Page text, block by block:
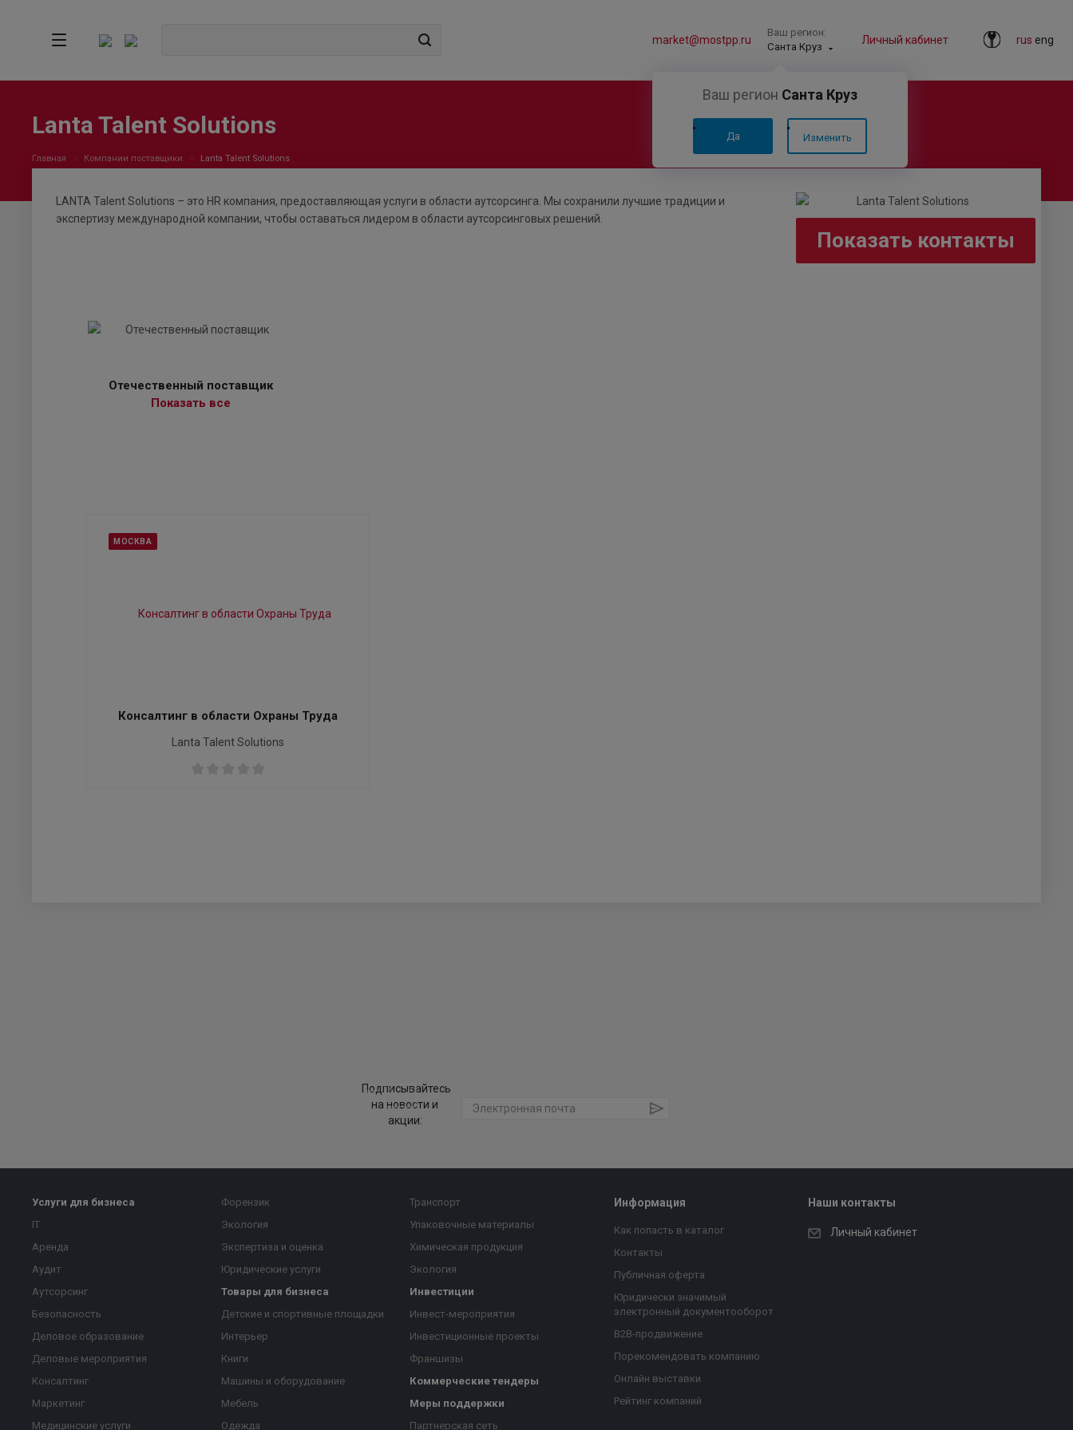
rus eng
Личный кабинет
Ваш регион:
Санта Круз
Ваш регион Санта Круз
Да Изменить
market@mostpp.ru
Lanta Talent Solutions
Главная Компании поставщики Lanta Talent Solutions
Показать контакты
LANTA Talent Solutions – это HR компания, предоставляющая услуги в области аутсорсинга. Мы сохранили лучшие традиции и
экспертизу международной компании, чтобы оставаться лидером в области аутсорсинговых решений.
Отечественный поставщик
Показать все
МОСКВА
Консалтинг в области Охраны Труда
Lanta Talent Solutions
Подписывайтесь
на новости и
акции:
Услуги для бизнеса
IT
Аренда
Аудит
Аутсорсинг
Безопасность
Деловое образование
Деловые мероприятия
Консалтинг
Маркетинг
Медицинские услуги
Форензик
Экология
Экспертиза и оценка
Юридические услуги
Товары для бизнеса
Детские и спортивные площадки
Интерьер
Книги
Машины и оборудование
Мебель
Одежда
Транспорт
Упаковочные материалы
Химическая продукция
Экология
Инвестиции
Инвест-мероприятия
Инвестиционные проекты
Франшизы
Коммерческие тендеры
Меры поддержки
Партнерская сеть
Информация
Как попасть в каталог
Контакты
Публичная оферта
Юридически значимый
электронный документооборот
B2B-продвижение
Порекомендовать компанию
Онлайн выставки
Рейтинг компаний
Наши контакты
Личный кабинет